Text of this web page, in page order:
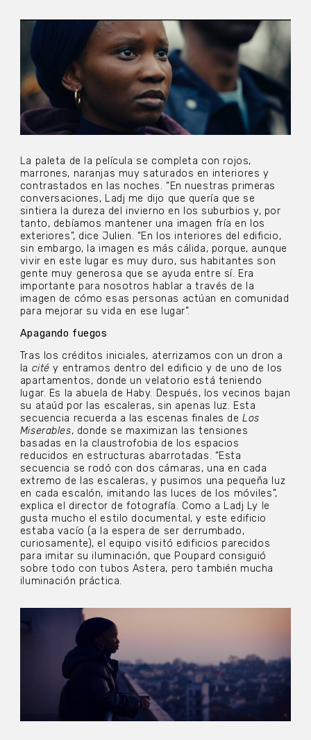
La paleta de la película se completa con rojos,
marrones, naranjas muy saturados en interiores y
contrastados en las noches. “En nuestras primeras
conversaciones, Ladj me dijo que quería que se
sintiera la dureza del invierno en los suburbios y, por
tanto, debíamos mantener una imagen fría en los
exteriores”, dice Julien. “En los interiores del edificio,
sin embargo, la imagen es más cálida, porque, aunque
vivir en este lugar es muy duro, sus habitantes son
gente muy generosa que se ayuda entre sí. Era
importante para nosotros hablar a través de la
imagen de cómo esas personas actúan en comunidad
para mejorar su vida en ese lugar”.
Apagando fuegos
Tras los créditos iniciales, aterrizamos con un dron a
la citéy entramos dentro del edificio y de uno de los
apartamentos, donde un velatorio está teniendo
lugar. Es la abuela de Haby. Después, los vecinos bajan
su ataúd por las escaleras, sin apenas luz. Esta
secuencia recuerda a las escenas finales deLos
Miserables, donde se maximizan las tensiones
basadas en la claustrofobia de los espacios
reducidos en estructuras abarrotadas. “Esta
secuencia se rodó con dos cámaras, una en cada
extremo de las escaleras, y pusimos una pequeña luz
en cada escalón, imitando las luces de los móviles”,
explica el director de fotografía. Como a Ladj Ly le
gusta mucho el estilo documental, y este edificio
estaba vacío (a la espera de ser derrumbado,
curiosamente), el equipo visitó edificios parecidos
para imitar su iluminación, que Poupard consiguió
sobre todo con tubos Astera, pero también mucha
iluminación práctica.